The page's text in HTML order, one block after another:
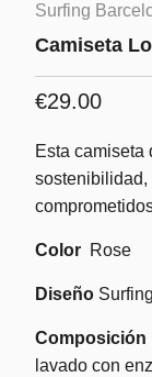
Surfing
Camiseta
€29.00
Esta camiseta
sostenibilidad,
Color Rose
Diseño
Composición
lavado con